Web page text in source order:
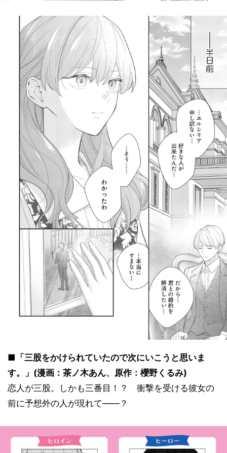
■「三股をかけられていたので次にいこうと思いま
す。」(漫画：茶ノ木あん、原作：櫻野くるみ)
恋人が三股。しかも三番目！？ 衝撃を受ける彼女の
前に予想外の人が現れて――？